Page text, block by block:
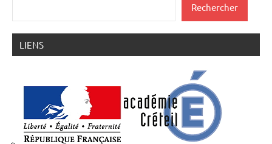
Rechercher
LIENS